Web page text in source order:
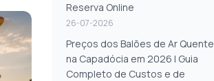
Reserva Online
26-07-2026
Preços dos Balões de Ar Quente
na Capadócia em 2026 | Guia
Completo de Custos e de